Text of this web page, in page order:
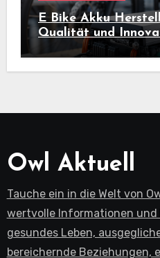
E Bike Akku
Qualität und
Owl Aktuell
Tauche ein in die Welt von
wertvolle Informationen und
gesundes Leben,
bereichernde Beziehungen,